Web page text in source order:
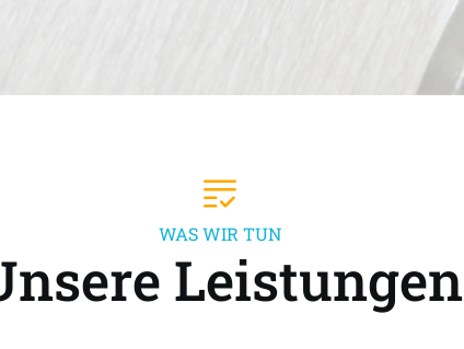
WAS WIR TUN
Leistungen